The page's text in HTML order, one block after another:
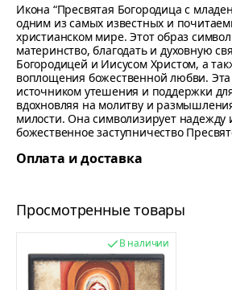
Икона “Пресвятая Богородица с
одним из самых известных и
христианском мире. Этот образ
материнство, благодать и духовную
Богородицей и Иисусом Христом, а
воплощения божественной любви. Эта
источником утешения и поддержки
вдохновляя на молитву и
милости. Она символизирует надежду
божественное заступничество
Оплата и доставка
Просмотренные товары
В наличии